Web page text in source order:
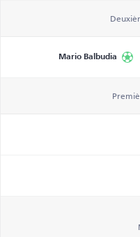
Mario Balbudia